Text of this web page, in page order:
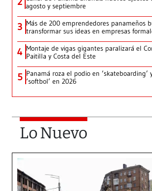
agosto y septiembre
3 Más de 200 emprendedores panameños
transformar sus ideas en empresas
4 Montaje de vigas gigantes paralizará el
Paitilla y Costa del Este
5 Panamá roza el podio en ‘skateboarding’
‘softbol’ en 2026
Lo Nuevo